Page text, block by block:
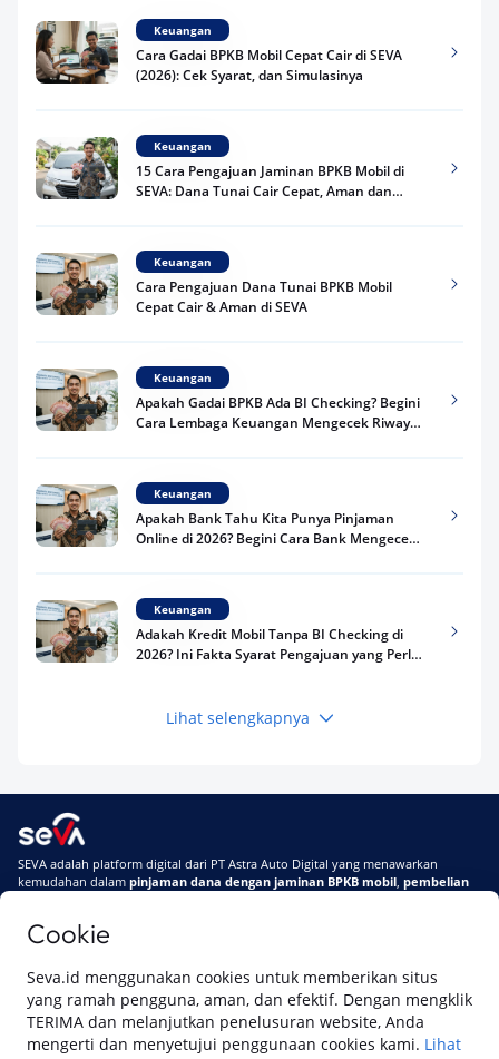
Cookie
Seva.id menggunakan cookies untuk memberikan situs
yang ramah pengguna, aman, dan efektif. Dengan mengklik
TERIMA dan melanjutkan penelusuran website, Anda
mengerti dan menyetujui penggunaan cookies kami. Lihat
Keuangan
Cara Gadai BPKB Mobil Cepat Cair di SEVA
(2026): Cek Syarat, dan Simulasinya
Keuangan
15 Cara Pengajuan Jaminan BPKB Mobil di
SEVA: Dana Tunai Cair Cepat, Aman dan
Keuangan
Cara Pengajuan Dana Tunai BPKB Mobil
Cepat Cair & Aman di SEVA
Keuangan
Apakah Gadai BPKB Ada BI Checking? Begini
Cara Lembaga Keuangan Mengecek Riwayat
Keuangan
Apakah Bank Tahu Kita Punya Pinjaman
Online di 2026? Begini Cara Bank Mengecek
Keuangan
Adakah Kredit Mobil Tanpa BI Checking di
2026? Ini Fakta Syarat Pengajuan yang Perlu
Keuangan
Terpercaya
Telat Bayar Pinjol 2 Hari, Apakah Langsung
Masuk BI Checking? Simak Peraturan
Lihat selengkapnya
SEVA adalah platform digital dari PT Astra Auto Digital yang menawarkan
kemudahan dalam pinjaman dana dengan jaminan BPKB mobil, pembelian
Di SEVA, BPKB mobilmu #BisaJadiDuit
Tentang SEVASyarat & Ketentuan
Pemberitahuan Privasi